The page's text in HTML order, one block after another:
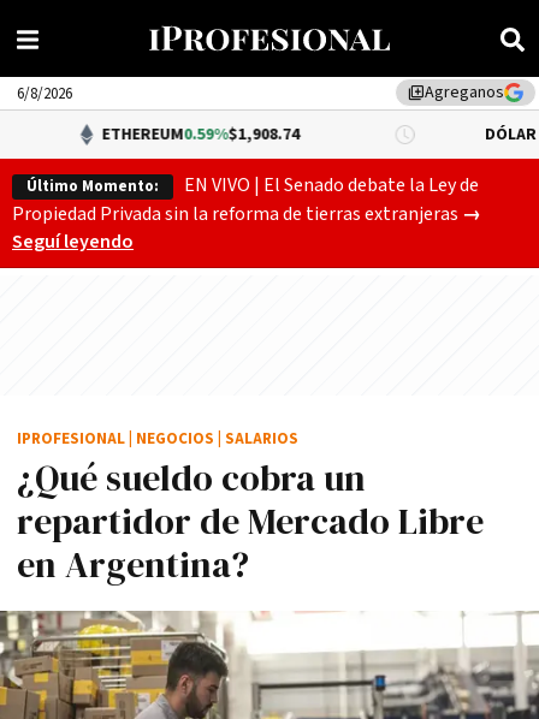
library_addAgreganos
6/8/2026
ETHEREUM0.59%$1,908.74 DÓLAR BNA
Último Momento:
EN VIVO | El Senado debate la Ley de
Propiedad Privada sin la reforma de tierras extranjeras →
Seguí leyendo
¿Qué sueldo cobra un
repartidor de Mercado Libre
en Argentina?
IPROFESIONAL NEGOCIOS SALARIOS